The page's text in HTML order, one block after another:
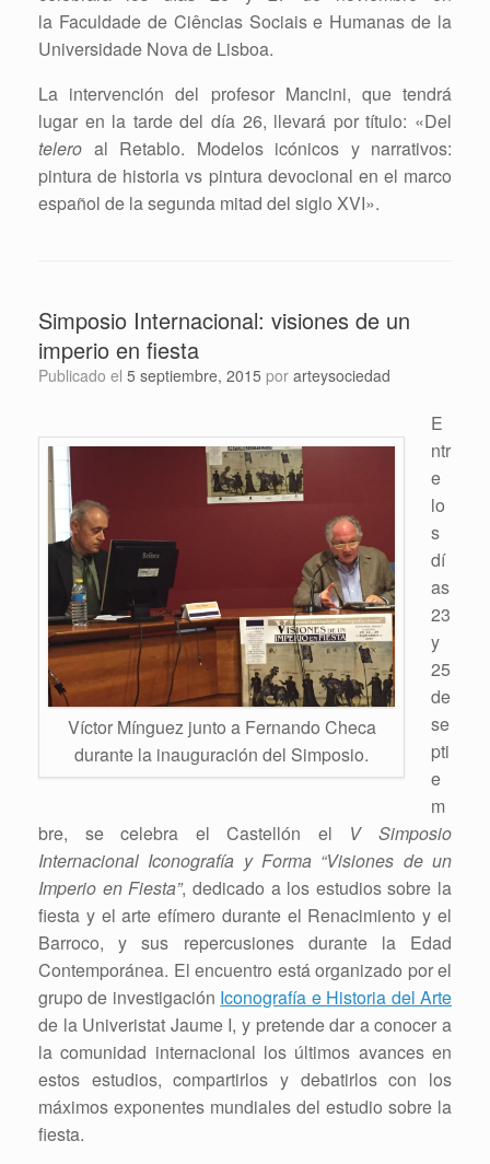
la Faculdade de Ciências Sociais e Humanas de la
Universidade Nova de Lisboa.
La intervención del profesor Mancini, que tendrá
lugar en la tarde del día 26, llevará por título: «Del
telero al Retablo. Modelos icónicos y narrativos:
pintura de historia vs pintura devocional en el marco
español de la segunda mitad del siglo XVI».
Simposio Internacional: visiones de un
imperio en fiesta
Publicado el 5 septiembre, 2015 por arteysociedad
Víctor Mínguez junto a Fernando Checa
durante la inauguración del Simposio.
E
ntr
e
lo
s
dí
as
23
y
25
de
se
pti
e
m
bre, se celebra el Castellón el V Simposio
Internacional Iconografía y Forma “Visiones de un
Imperio en Fiesta”, dedicado a los estudios sobre la
fiesta y el arte efímero durante el Renacimiento y el
Barroco, y sus repercusiones durante la Edad
Contemporánea. El encuentro está organizado por el
grupo de investigación Iconografía e Historia del Arte
de la Univeristat Jaume I, y pretende dar a conocer a
la comunidad internacional los últimos avances en
estos estudios, compartirlos y debatirlos con los
máximos exponentes mundiales del estudio sobre la
fiesta.